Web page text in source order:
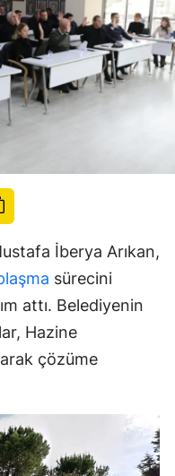
İberya Arıkan,
sürecini
attı. Belediyenin
Hazine
çözüme